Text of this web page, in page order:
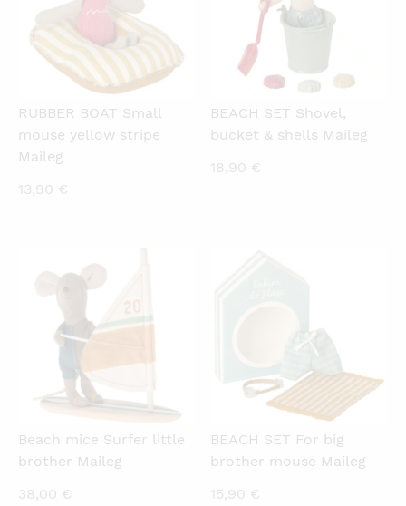
RUBBER BOAT Small
mouse yellow stripe
Maileg
13,90 €
BEACH SET Shovel,
bucket & shells Maileg
18,90 €
Beach mice Surfer little
brother Maileg
38,00 €
BEACH SET For big
brother mouse Maileg
15,90 €